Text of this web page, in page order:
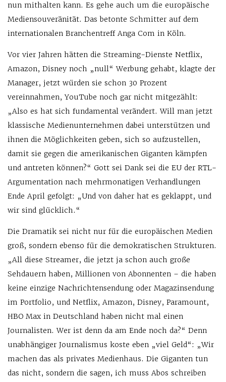
nun mithalten kann. Es gehe auch um die europäische
Mediensouveränität. Das betonte Schmitter auf dem
internationalen Branchentreff Anga Com in Köln.
Vor vier Jahren hätten die Streaming-Dienste Netflix,
Amazon, Disney noch „null“ Werbung gehabt, klagte der
Manager, jetzt würden sie schon 30 Prozent
vereinnahmen, YouTube noch gar nicht mitgezählt:
„Also es hat sich fundamental verändert. Will man jetzt
klassische Medienunternehmen dabei unterstützen und
ihnen die Möglichkeiten geben, sich so aufzustellen,
damit sie gegen die amerikanischen Giganten kämpfen
und antreten können?“ Gott sei Dank sei die EU der RTL-
Argumentation nach mehrmonatigen Verhandlungen
Ende April gefolgt: „Und von daher hat es geklappt, und
wir sind glücklich.“
Die Dramatik sei nicht nur für die europäischen Medien
groß, sondern ebenso für die demokratischen Strukturen.
„All diese Streamer, die jetzt ja schon auch große
Sehdauern haben, Millionen von Abonnenten – die haben
keine einzige Nachrichtensendung oder Magazinsendung
im Portfolio, und Netflix, Amazon, Disney, Paramount,
HBO Max in Deutschland haben nicht mal einen
Journalisten. Wer ist denn da am Ende noch da?“ Denn
unabhängiger Journalismus koste eben „viel Geld“: „Wir
machen das als privates Medienhaus. Die Giganten tun
das nicht, sondern die sagen, ich muss Abos schreiben